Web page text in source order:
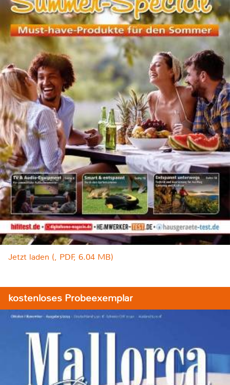
Jetzt laden (, PDF, 6.04 MB)
kostenloses Probeexemplar